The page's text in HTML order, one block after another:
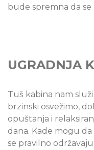
bude spremna da se
UGRADNJA
Tuš kabina nam
brzinski osvežimo,
opuštanja i
dana. Kade mogu
se pravilno